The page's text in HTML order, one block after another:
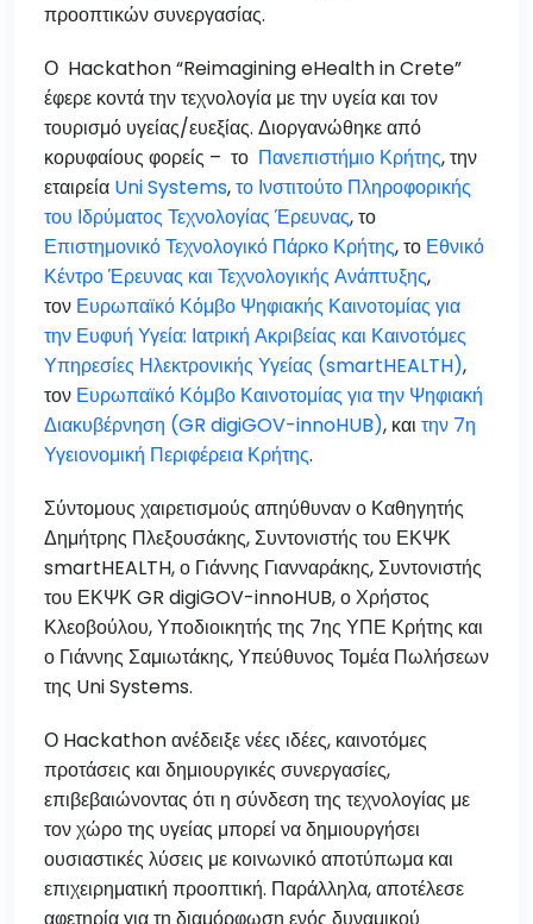
προοπτικών συνεργασίας.
Ο Hackathon “Reimagining eHealth in Crete”
έφερε κοντά την τεχνολογία με την υγεία και τον
τουρισμό υγείας/ευεξίας. Διοργανώθηκε από
κορυφαίους φορείς – το Πανεπιστήμιο Κρήτης, την
εταιρεία Uni Systems,το Ινστιτούτο Πληροφορικής
του Ιδρύματος Τεχνολογίας Έρευνας, το
Επιστημονικό Τεχνολογικό Πάρκο Κρήτης, το Εθνικό
Κέντρο Έρευνας και Τεχνολογικής Ανάπτυξης,
τον Ευρωπαϊκό Κόμβο Ψηφιακής Καινοτομίας για
την Ευφυή Υγεία: Ιατρική Ακριβείας και Καινοτόμες
Υπηρεσίες Ηλεκτρονικής Υγείας (smartHEALTH),
τον Ευρωπαϊκό Κόμβο Καινοτομίας για την Ψηφιακή
Διακυβέρνηση (GR digiGOV-innoHUB), και την 7η
Υγειονομική Περιφέρεια Κρήτης.
Σύντομους χαιρετισμούς απηύθυναν ο Καθηγητής
Δημήτρης Πλεξουσάκης, Συντονιστής του ΕΚΨΚ
smartHEALTH, ο Γιάννης Γιανναράκης, Συντονιστής
του ΕΚΨΚ GR digiGOV-innoHUB, ο Χρήστος
Κλεοβούλου, Υποδιοικητής της 7ης ΥΠΕ Κρήτης και
ο Γιάννης Σαμιωτάκης, Υπεύθυνος Τομέα Πωλήσεων
της Uni Systems.
Ο Hackathon ανέδειξε νέες ιδέες, καινοτόμες
προτάσεις και δημιουργικές συνεργασίες,
επιβεβαιώνοντας ότι η σύνδεση της τεχνολογίας με
τον χώρο της υγείας μπορεί να δημιουργήσει
ουσιαστικές λύσεις με κοινωνικό αποτύπωμα και
επιχειρηματική προοπτική. Παράλληλα, αποτέλεσε